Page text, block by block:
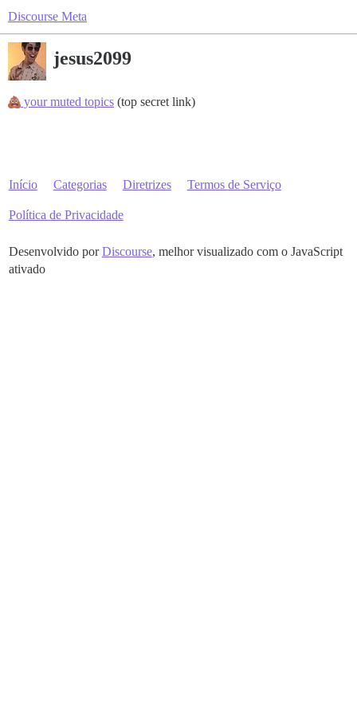
Discourse Meta
jesus2099
your muted topics (top secret link)
Início Categorias Diretrizes Termos de Serviço
Política de Privacidade
Desenvolvido porDiscourse, melhor visualizado com o JavaScript
ativado